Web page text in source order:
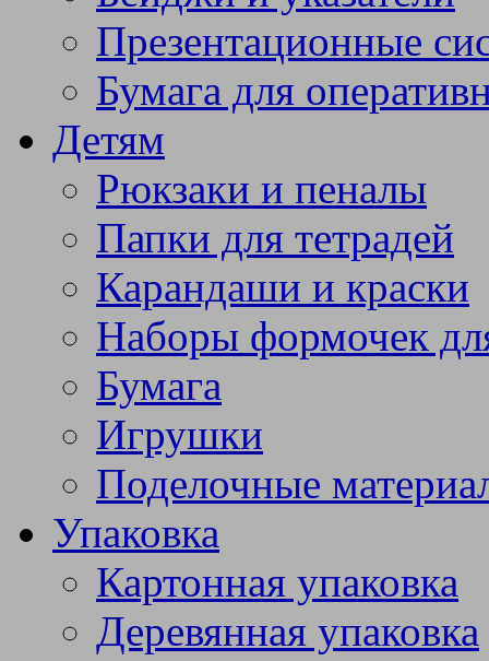
Презентационные
Бумага для
Детям
Рюкзаки и пеналы
Папки для тетрадей
Карандаши и краски
Наборы формочек
Бумага
Игрушки
Поделочные
Упаковка
Картонная упаковка
Деревянная упаковка